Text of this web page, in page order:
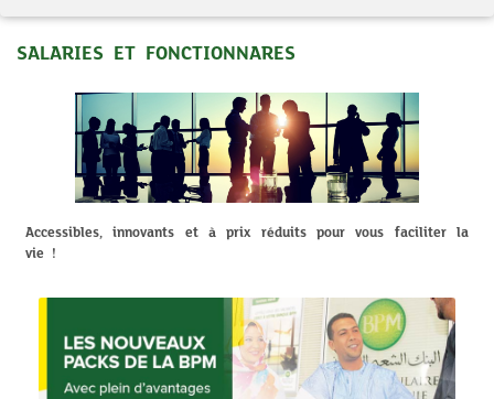
SALARIES ET FONCTIONNARES
Accessibles, innovants et à prix réduits pour vous faciliter la
vie !